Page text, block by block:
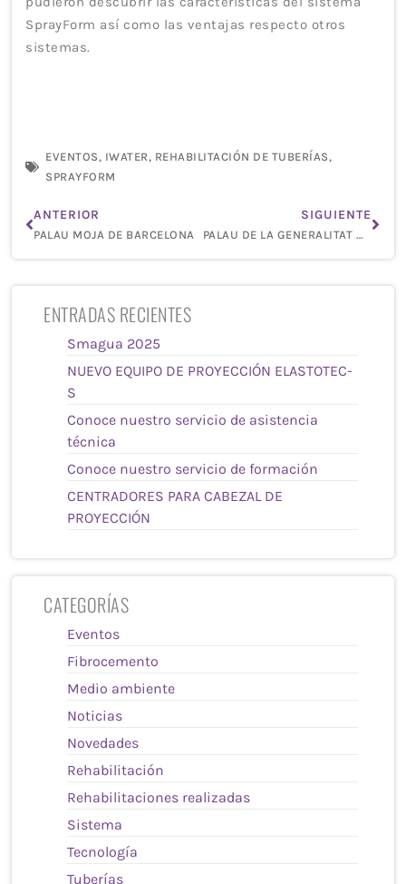
SprayForm así como las ventajas respecto otros
sistemas.
EVENTOS, IWATER, REHABILITACIÓN DE TUBERÍAS,
SPRAYFORM
Ant
ANTERIOR
PALAU MOJA DE BARCELONA
SIGUIENTE
PALAU DE LA GENERALITAT DE CATALUNYA
ENTRADAS RECIENTES
Smagua 2025
NUEVO EQUIPO DE PROYECCIÓN ELASTOTEC-
S
Conoce nuestro servicio de asistencia
técnica
Conoce nuestro servicio de formación
CENTRADORES PARA CABEZAL DE
PROYECCIÓN
CATEGORÍAS
Eventos
Fibrocemento
Medio ambiente
Noticias
Novedades
Rehabilitación
Rehabilitaciones realizadas
Sistema
Tecnología
Tuberías